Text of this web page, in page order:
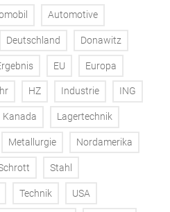
Automotive
Deutschland Donawitz
EU Europa
HZ Industrie ING
Kanada Lagertechnik
Metallurgie Nordamerika
Stahl
Technik USA